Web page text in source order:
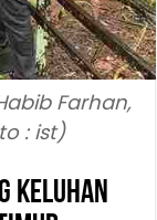
Farhan,
: ist)
Keluhan